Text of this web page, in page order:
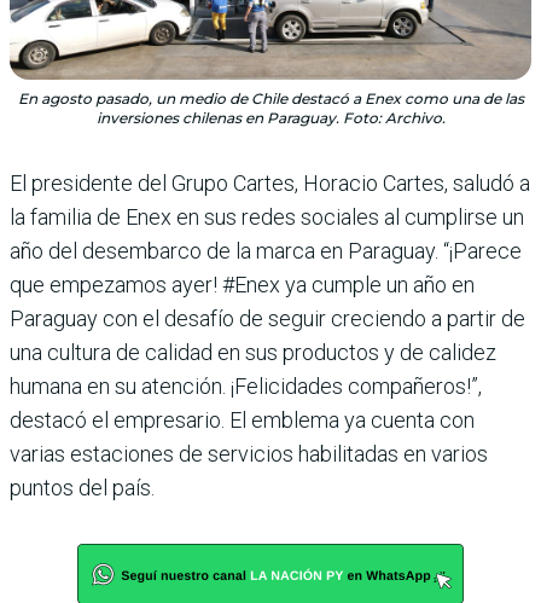
En agosto pasado, un medio de Chile destacó a Enex como una de las
inversiones chilenas en Paraguay. Foto: Archivo.
El presidente del Grupo Cartes, Horacio Cartes, saludó a
la familia de Enex en sus redes sociales al cumplirse un
año del desembarco de la marca en Paraguay. “¡Parece
que empezamos ayer! #Enex ya cumple un año en
Paraguay con el desafío de seguir creciendo a partir de
una cultura de calidad en sus productos y de calidez
humana en su atención. ¡Felicidades compañeros!”,
destacó el empresario. El emblema ya cuenta con
varias estaciones de servicios habilitadas en varios
puntos del país.